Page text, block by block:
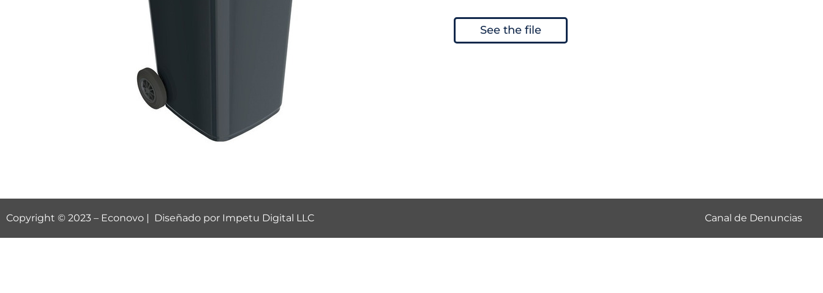
See the file
Copyright © 2023 – Econovo | Diseñado por Impetu Digital LLC Canal de Denuncias